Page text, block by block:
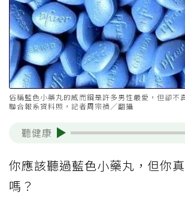
俗稱藍色小藥丸的威而鋼是許多男性最愛，但卻不
聯合報系資料照，記者周宗禎／翻攝
聽健康
你應該聽過藍色小藥丸，但你
嗎？